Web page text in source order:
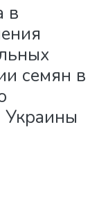
в
семян в
Украины